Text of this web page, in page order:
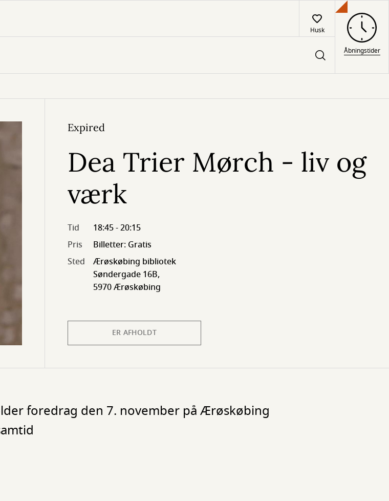
Husk
Åbningstider
Expired
Dea Trier Mørch - liv og
værk
Tid
18:45 - 20:15
Pris
Billetter: Gratis
Sted
Ærøskøbing bibliotek
Søndergade 16B,
5970 Ærøskøbing
ER AFHOLDT
foredrag den 7. november på Ærøskøbing